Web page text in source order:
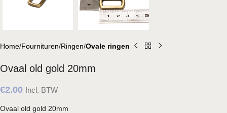
Home Fournituren Ringen Ovale ringen
Ovaal old gold 20mm
€2.00 Incl. BTW
Ovaal old gold 20mm